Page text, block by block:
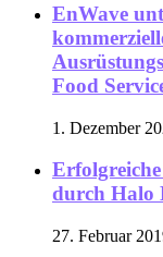
EnWave
Food
1. Dezember
durch Halo
27. Februar